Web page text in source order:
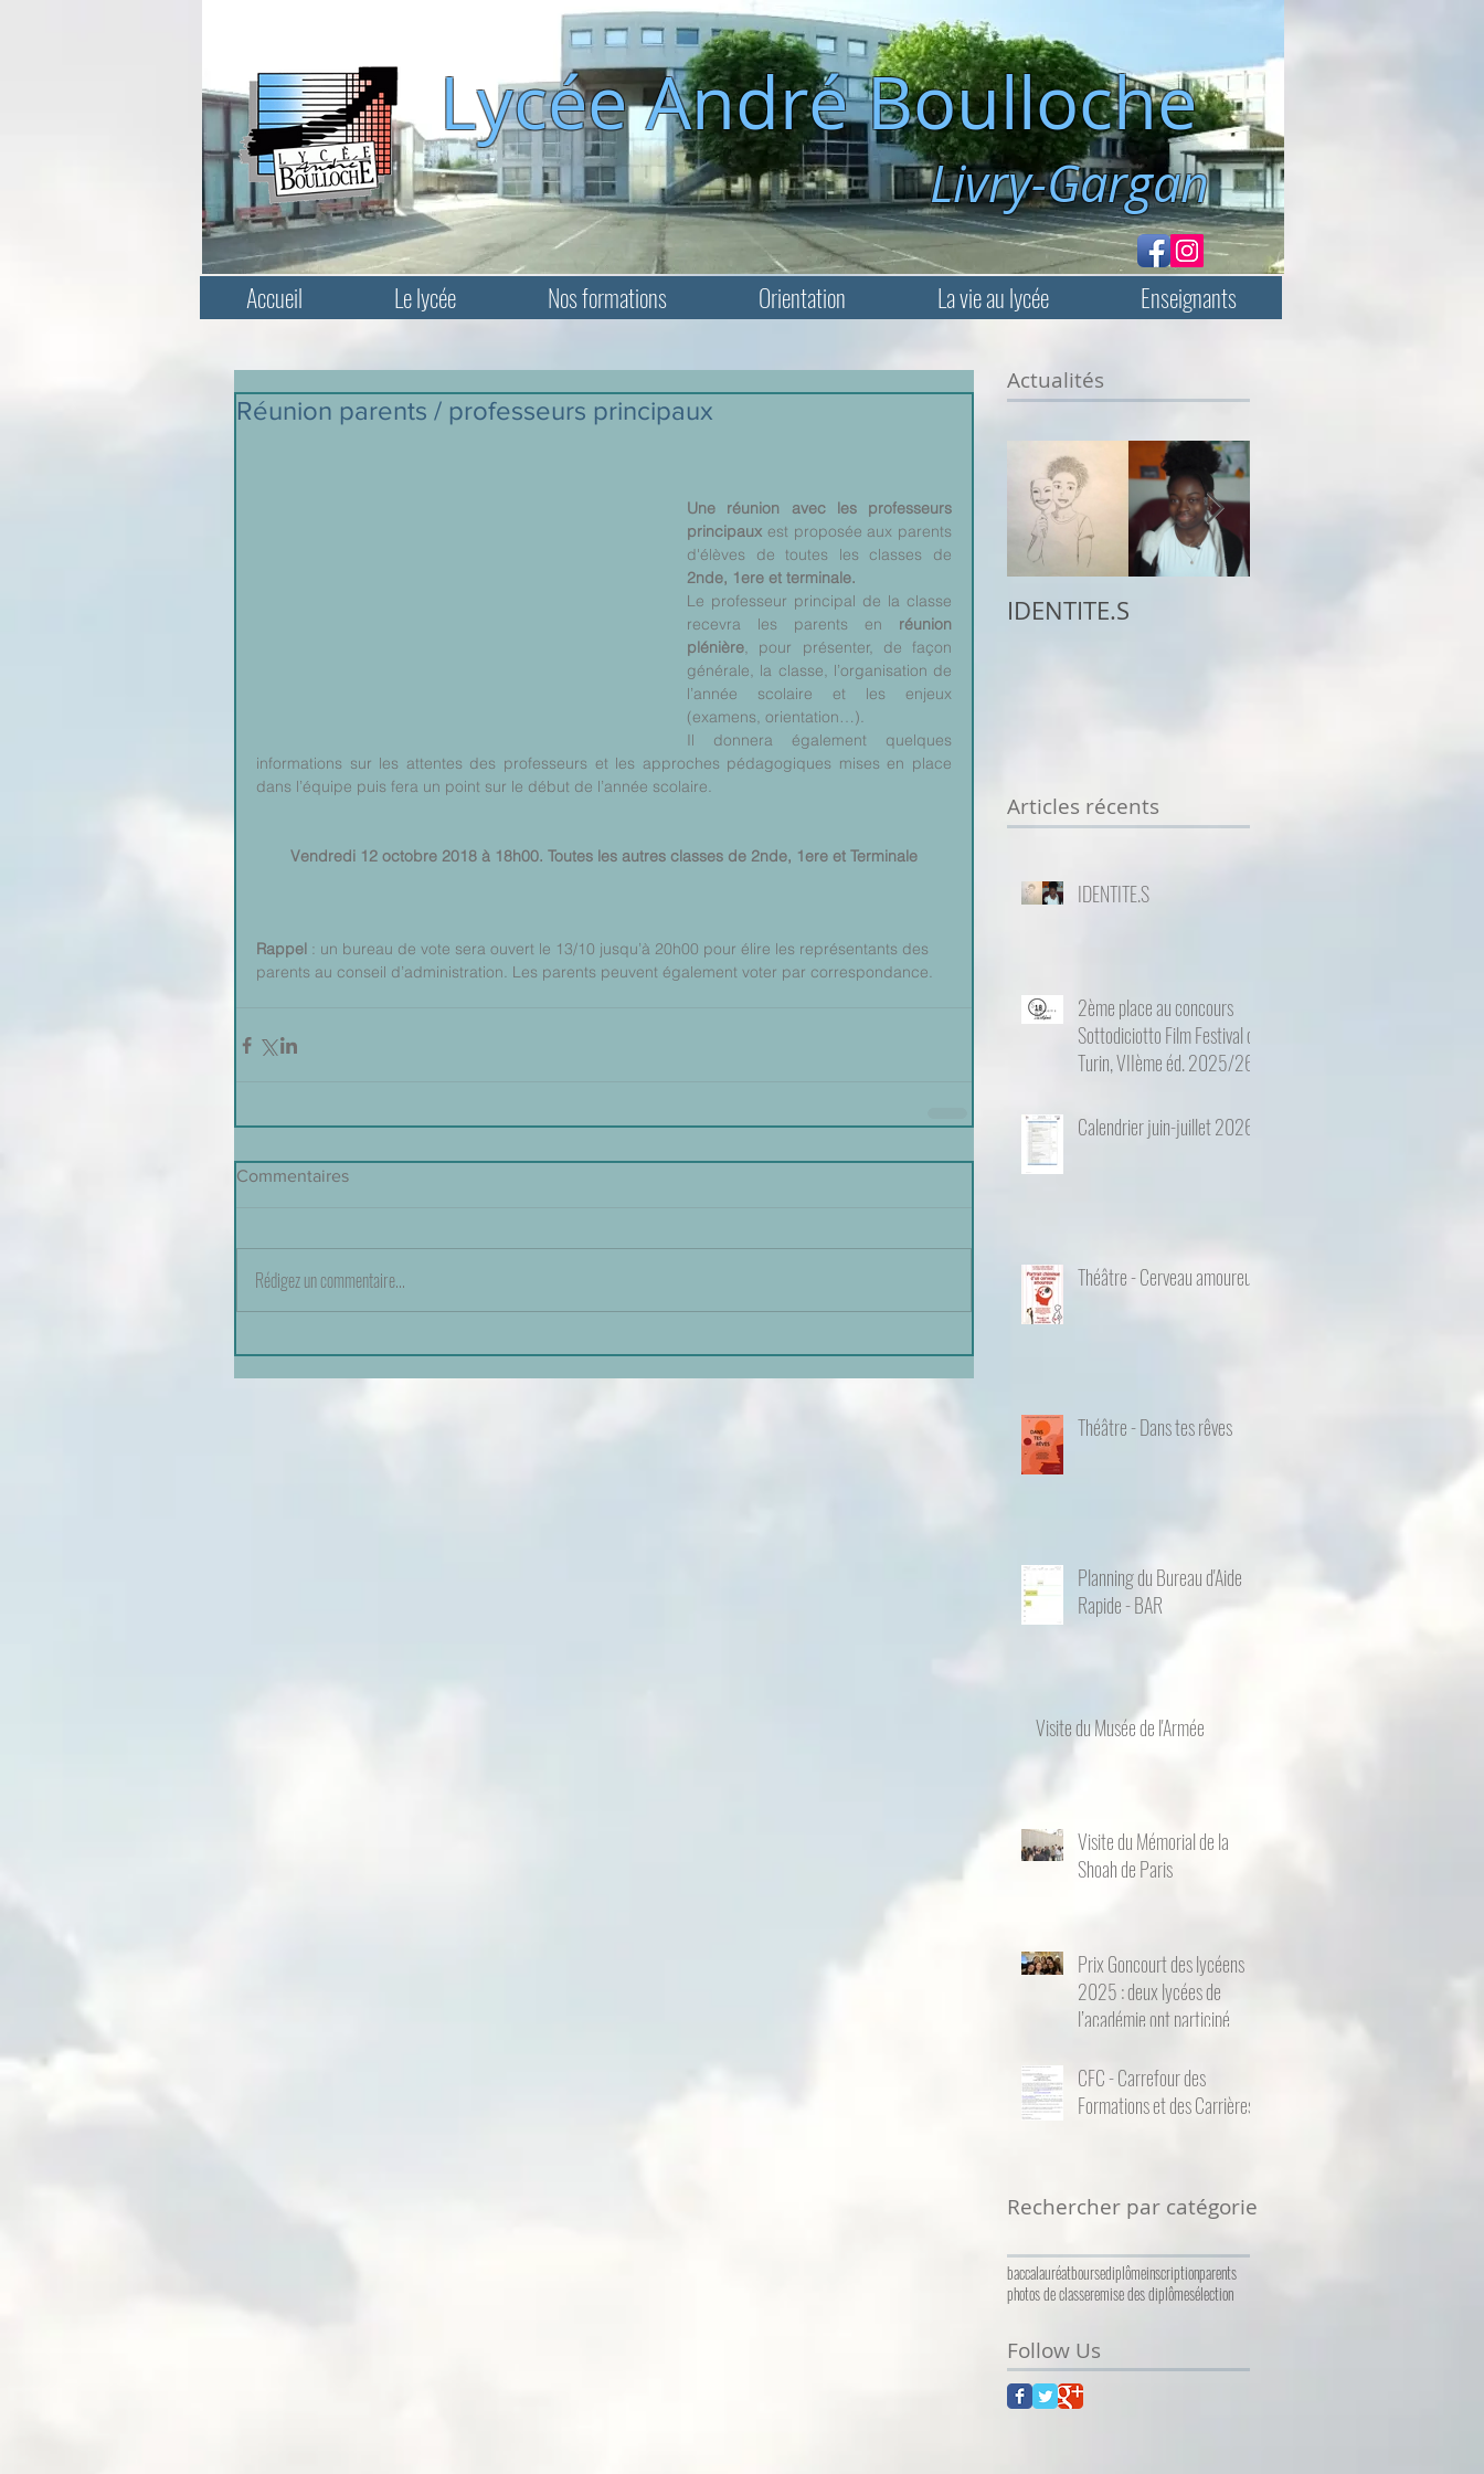
Lycée André Boulloche
Livry-Gargan
Accueil Le lycée Nos formations Orientation La vie au lycée Enseignants
Réunion parents / professeurs principaux
Une réunion avec les professeurs
principaux est proposée aux parents
2nde, 1ere et terminale.
Le professeur principal de la classe
recevra les parents en réunion
plénière, pour présenter, de façon
générale, la classe, l’organisation de
l’année scolaire et les enjeux
(examens, orientation…).
Il donnera également quelques
informations sur les attentes des professeurs et les approches pédagogiques mises en place
dans l’équipe puis fera un point sur le début de l’année scolaire.
Vendredi 12 octobre 2018 à 18h00. Toutes les autres classes de 2nde, 1ere et Terminale
Rappel : un bureau de vote sera ouvert le 13/10 jusqu’à 20h00 pour élire les représentants des
parents au conseil d’administration. Les parents peuvent également voter par correspondance.
Commentaires
Rédigez un commentaire...
Actualités
IDENTITE.S
Articles récents
IDENTITE.S
2ème place au concours
Sottodiciotto Film Festival de
Turin, VIIème éd. 2025/26
Calendrier juin-juillet 2026
Théâtre - Cerveau amoureux
Théâtre - Dans tes rêves
Planning du Bureau d'Aide
Rapide - BAR
Visite du Musée de l'Armée
Visite du Mémorial de la
Shoah de Paris
Prix Goncourt des lycéens
2025 : deux lycées de
l’académie ont participé
CFC - Carrefour des
Formations et des Carrières
Rechercher par catégorie
baccalauréatboursediplômeinscriptionparents
photos de classeremise des diplômesélection
Follow Us